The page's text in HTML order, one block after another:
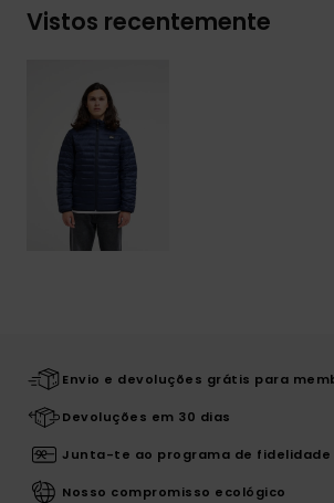
Vistos recentemente
Envio e devoluções grátis para
Devoluções em 30 dias
Junta-te ao programa de fidelidade
Nosso compromisso ecológico